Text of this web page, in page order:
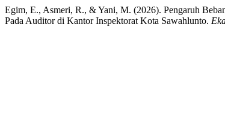
Egim, E., Asmeri, R., & Yani, M. (2026). Pengaruh
Pada Auditor di Kantor Inspektorat Kota Sawahlunto.